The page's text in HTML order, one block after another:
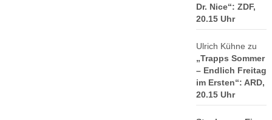
Dr. Nice“: ZDF,
20.15 Uhr
Ulrich Kühne zu
„Trapps Sommer
– Endlich Freitag
im Ersten“: ARD,
20.15 Uhr